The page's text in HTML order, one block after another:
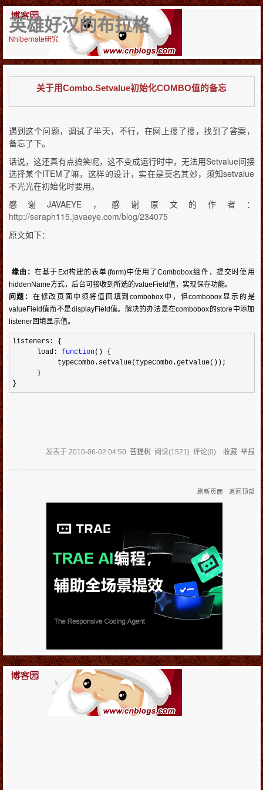
英雄好汉的布拉格
Nhibernate研究
关于用Combo.Setvalue初始化COMBO值的备忘
遇到这个问题，调试了半天，不行，在网上搜了搜，找到了答案，
备忘了下。
话说，这还真有点搞笑呢，这不变成运行时中，无法用Setvalue间接
选择某个ITEM了嘛，这样的设计，实在是莫名其妙，须知setvalue
不光光在初始化时要用。
感谢JAVAEYE，感谢原文的作者：
http://seraph115.javaeye.com/blog/234075
原文如下：
缘由：在基于Ext构建的表单(form)中使用了Combobox组件，提交时使用
hiddenName方式，后台可接收到所选的valueField值，实现保存功能。
问题： 在修改页面中须将值回填到combobox中，但combobox显示的是
valueField值而不是displayField值。解决的办法是在combobox的store中添加
listener回填显示值。
listeners: {
load: function() {
typeCombo.setValue(typeCombo.getValue());
}
}
发表于 2010-06-02 04:50 菩提树阅读(1521) 评论(0) 收藏 举报
刷新页面 返回顶部